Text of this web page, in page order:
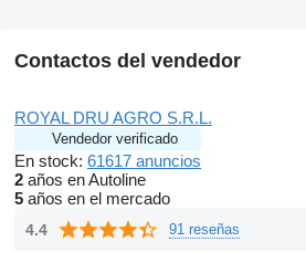
Contactos del vendedor
ROYAL DRU AGRO S.R.L.
Vendedor verificado
En stock: 61617 anuncios
2 años en Autoline
5 años en el mercado
4.4 91 reseñas